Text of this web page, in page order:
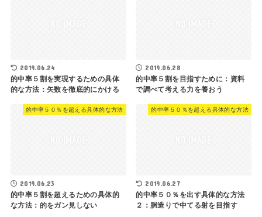
2019.06.24
的中率５割を実現するための具体
的な方法：矢数を徹底的にかける
2019.06.28
的中率５割を目指すために：資料
で調べて考える力を養おう
的中率５０％を超える具体的な方法
2019.06.23
的中率５割を超えるための具体的
な方法：的をガン見しない
的中率５０％を超える具体的な方法
2019.06.27
的中率５０％を出す具体的な方法
２：胴造りで中てる射を目指す